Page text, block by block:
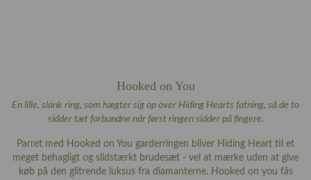
Hooked on You
En lille, slank ring, som hægter sig op over Hiding Hearts fatning, så de to
sidder tæt forbundne når først ringen sidder på fingere.
Parret med Hooked on You garderringen bliver Hiding Heart til et
meget behagligt og slidstærkt brudesæt - vel at mærke uden at give
køb på den glitrende luksus fra diamanterne. Hooked on you fås